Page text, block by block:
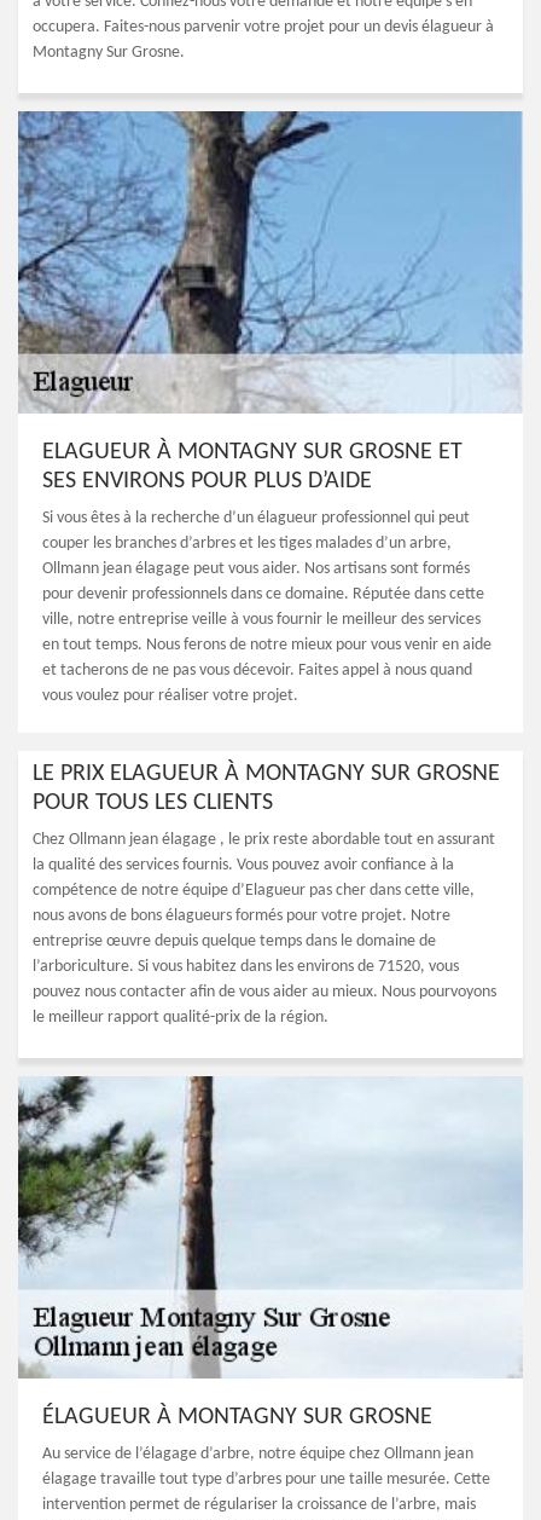
occupera. Faites-nous parvenir votre projet pour un devis élagueur à
Montagny Sur Grosne.
ELAGUEUR À MONTAGNY SUR GROSNE ET
SES ENVIRONS POUR PLUS D’AIDE
Si vous êtes à la recherche d’un élagueur professionnel qui peut
couper les branches d’arbres et les tiges malades d’un arbre,
Ollmann jean élagage peut vous aider. Nos artisans sont formés
pour devenir professionnels dans ce domaine. Réputée dans cette
ville, notre entreprise veille à vous fournir le meilleur des services
en tout temps. Nous ferons de notre mieux pour vous venir en aide
et tacherons de ne pas vous décevoir. Faites appel à nous quand
vous voulez pour réaliser votre projet.
LE PRIX ELAGUEUR À MONTAGNY SUR GROSNE
POUR TOUS LES CLIENTS
Chez Ollmann jean élagage , le prix reste abordable tout en assurant
la qualité des services fournis. Vous pouvez avoir confiance à la
compétence de notre équipe d’Elagueur pas cher dans cette ville,
nous avons de bons élagueurs formés pour votre projet. Notre
entreprise œuvre depuis quelque temps dans le domaine de
l’arboriculture. Si vous habitez dans les environs de 71520, vous
pouvez nous contacter afin de vous aider au mieux. Nous pourvoyons
le meilleur rapport qualité-prix de la région.
ÉLAGUEUR À MONTAGNY SUR GROSNE
Au service de l’élagage d’arbre, notre équipe chez Ollmann jean
élagage travaille tout type d’arbres pour une taille mesurée. Cette
intervention permet de régulariser la croissance de l’arbre, mais